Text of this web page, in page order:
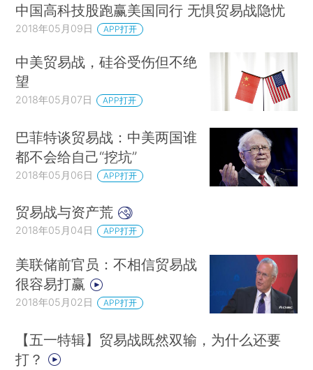
中国高科技股跑赢美国同行 无惧贸易战隐忧
2018年05月09日 APP打开
中美贸易战，硅谷受伤但不绝
望
2018年05月07日 APP打开
巴菲特谈贸易战：中美两国谁
都不会给自己“挖坑”
2018年05月06日 APP打开
贸易战与资产荒
2018年05月04日 APP打开
美联储前官员：不相信贸易战
很容易打赢
2018年05月02日 APP打开
【五一特辑】贸易战既然双输，为什么还要
打？